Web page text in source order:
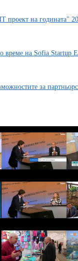
проект на годината"
време на Sofia Startup
за